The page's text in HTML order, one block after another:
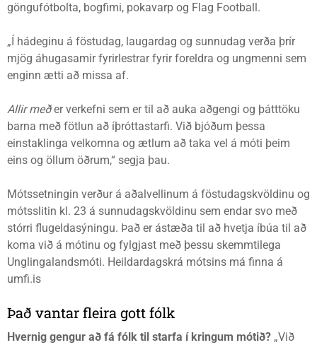
göngufótbolta, bogfimi, pokavarp og Flag Football.
„Í hádeginu á föstudag, laugardag og sunnudag verða þrír
mjög áhugasamir fyrirlestrar fyrir foreldra og ungmenni sem
enginn ætti að missa af.
Allir meðer verkefni sem er til að auka aðgengi og þátttöku
barna með fötlun að íþróttastarfi. Við bjóðum þessa
einstaklinga velkomna og ætlum að taka vel á móti þeim
eins og öllum öðrum,“ segja þau.
Mótssetningin verður á aðalvellinum á föstudagskvöldinu og
mótsslitin kl. 23 á sunnudagskvöldinu sem endar svo með
stórri flugeldasýningu. Það er ástæða til að hvetja íbúa til að
koma við á mótinu og fylgjast með þessu skemmtilega
Unglingalandsmóti. Heildardagskrá mótsins má finna á
umfi.is
Það vantar fleira gott fólk
Hvernig gengur að fá fólk til starfa í kringum mótið? „Við